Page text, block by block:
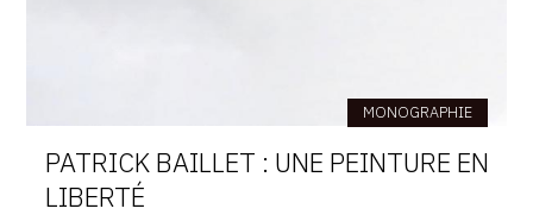
MONOGRAPHIE
PATRICK BAILLET : UNE PEINTURE EN
LIBERTÉ